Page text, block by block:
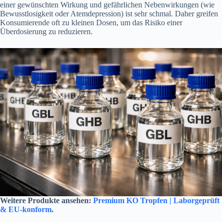
einer gewünschten Wirkung und gefährlichen Nebenwirkungen (wie
Bewusstlosigkeit oder Atemdepression) ist sehr schmal. Daher greifen
Konsumierende oft zu kleinen Dosen, um das Risiko einer
Überdosierung zu reduzieren.
Weitere Produkte ansehen: Premium KO Tropfen | Laborgeprüft
& EU-konform.